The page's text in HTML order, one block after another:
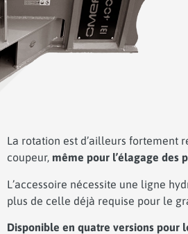
La rotation est d’ailleurs fortement
coupeur, même pour l’élagage des
L’accessoire nécessite une ligne
plus de celle déjà requise pour le
Disponible en quatre versions pour